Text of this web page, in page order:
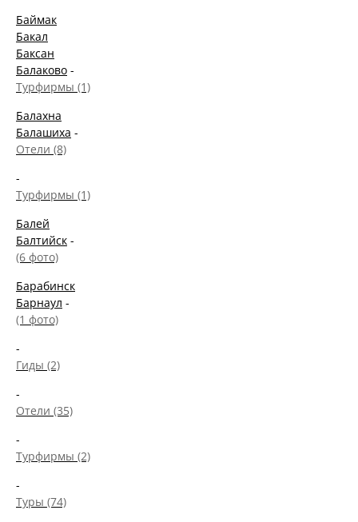
Баймак
Бакал
Баксан
Балаково -
Турфирмы (1)
Балахна
Балашиха -
Отели (8)
-
Турфирмы (1)
Балей
Балтийск -
(6 фото)
Барабинск
Барнаул -
(1 фото)
-
Гиды (2)
-
Отели (35)
-
Турфирмы (2)
-
Туры (74)